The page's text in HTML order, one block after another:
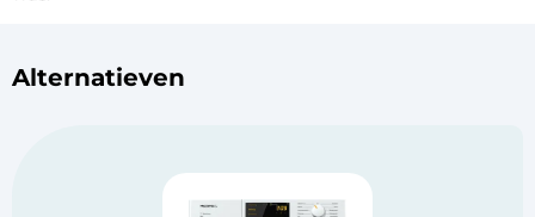
Alternatieven